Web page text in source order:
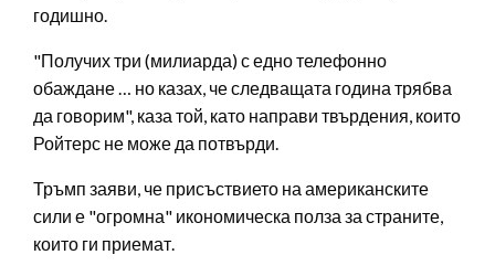
годишно.
"Получих три (милиарда) с едно телефонно
обаждане … но казах, че следващата година трябва
да говорим", каза той, като направи твърдения, които
Ройтерс не може да потвърди.
Тръмп заяви, че присъствието на американските
сили е "огромна" икономическа полза за страните,
които ги приемат.